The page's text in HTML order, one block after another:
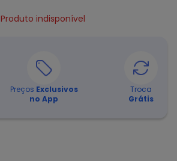
Produto indisponível
Preços Exclusivos
no App
Troca
Grátis